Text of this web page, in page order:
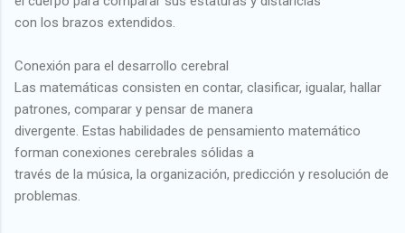
con los brazos extendidos.
Conexión para el desarrollo cerebral
Las matemáticas consisten en contar, clasificar, igualar, hallar
patrones, comparar y pensar de manera
divergente. Estas habilidades de pensamiento matemático
forman conexiones cerebrales sólidas a
través de la música, la organización, predicción y resolución de
problemas.